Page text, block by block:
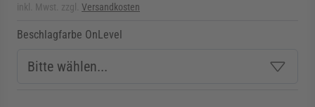
inkl. Mwst. zzgl. Versandkosten
Beschlagfarbe OnLevel